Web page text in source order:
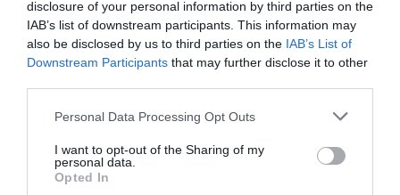
disclosure of your personal information by third parties on the
IAB’s list of downstream participants. This information may
also be disclosed by us to third parties on the IAB’s List of
Downstream Participants that may further disclose it to other
Please note that this website/app uses one or more Google
not limited to your visit or usage behaviour. You may click to
grant or deny consent to Google and its third-party tags to
use your data for below specified purposes in below Google
Personal Data Processing Opt Outs
I want to opt-out of the Sharing of my
personal data.
Opted In
κάνουν ΚΑΡΠΑ, οι πράκτορες «φαίνονταν
να μετρούν τα τραύματα από σφαίρες».
Σύμφωνα με την ιατρική του εκτίμηση, ο
Πρέτι είχε τουλάχιστον τρία τραύματα στην
πλάτη, ένα στο πάνω αριστερό μέρος του
θώρακα και ένα ακόμη πιθανό τραύμα στον
λαιμό. «Έλεγξα για σφυγμό, αλλά δεν ένιωσα